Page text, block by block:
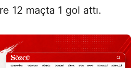
12 maçta 1 gol attı.